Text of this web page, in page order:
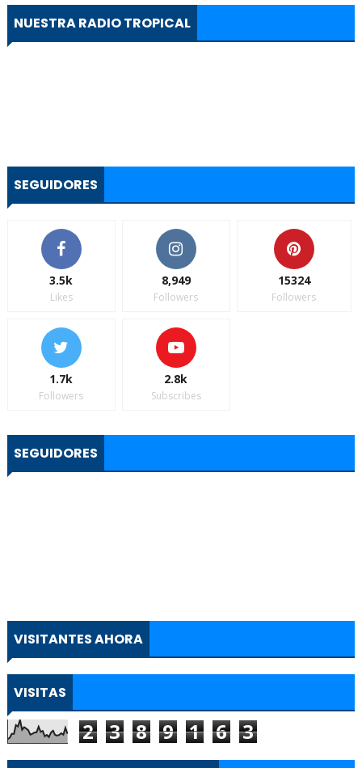
NUESTRA RADIO TROPICAL
SEGUIDORES
3.5k
Likes
8,949
Followers
15324
Followers
1.7k
Followers
2.8k
Subscribes
SEGUIDORES
VISITANTES AHORA
VISITAS
2 3 8 9 1 6 3